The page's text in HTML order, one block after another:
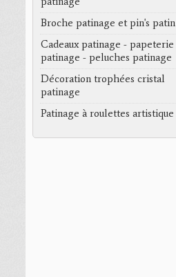
Broche patinage et pin's patin
Cadeaux patinage - papeterie
patinage - peluches patinage
Décoration trophées cristal
patinage
Patinage à roulettes artistique